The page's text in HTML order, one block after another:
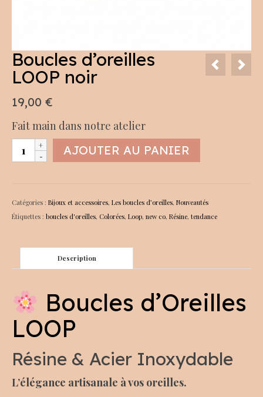
Boucles d’oreilles
LOOP noir
19,00 €
Fait main dans notre atelier
quantité
de
LOOP
noir
AJOUTER AU PANIER
Catégories : Bijoux et accessoires, Les boucles d’oreilles, Nouveautés
Étiquettes : boucles d'oreilles, Colorées, Loop, new co, Résine, tendance
Description
Boucles d’Oreilles
LOOP
Résine & Acier Inoxydable
L’élégance artisanale à vos oreilles.